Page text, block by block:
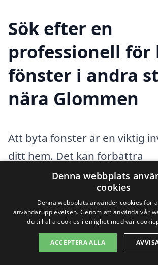
Sök efter en
professionell för
fönster i andra
nära Glommen
Att byta fönster är en viktig
ditt hem. Det kan förbättra
energieffektiviteten, öka
förhöja det estetiska värdet
bostad. Om du bor i
behöver hjälp med att byta
det många professionella
Denna webbplats
cookies
Denna webbplats använder cookies för
användarupplevelsen. Genom att använda vår
du till alla cookies i enlighet med vår
ACCEPTERA ALLA